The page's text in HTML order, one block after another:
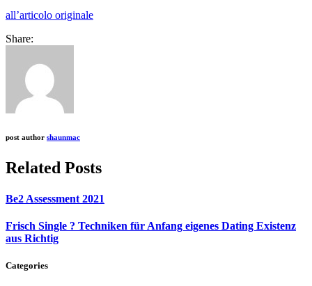
all’articolo originale
Share:
post author shaunmac
Related Posts
Be2 Assessment 2021
Frisch Single ? Techniken für Anfang eigenes Dating Existenz
aus Richtig
Categories